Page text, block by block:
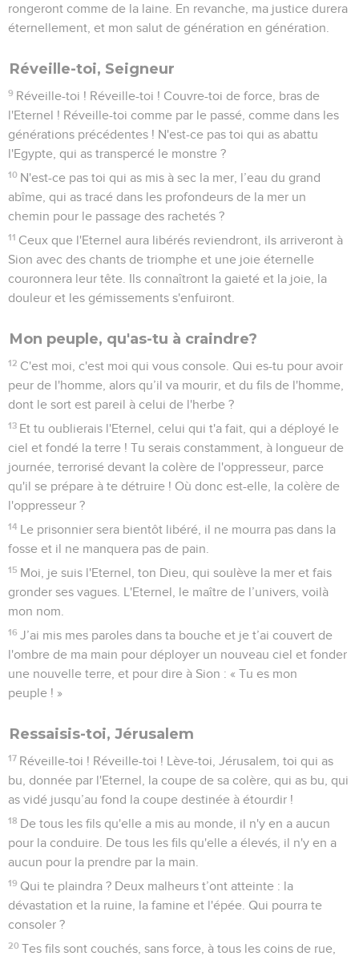
rongeront comme de la laine. En revanche, ma justice durera
éternellement, et mon salut de génération en génération.
Réveille-toi, Seigneur
9 Réveille-toi ! Réveille-toi ! Couvre-toi de force, bras de
l'Eternel ! Réveille-toi comme par le passé, comme dans les
générations précédentes ! N'est-ce pas toi qui as abattu
l'Egypte, qui as transpercé le monstre ?
10 N'est-ce pas toi qui as mis à sec la mer, l’eau du grand
abîme, qui as tracé dans les profondeurs de la mer un
chemin pour le passage des rachetés ?
11 Ceux que l'Eternel aura libérés reviendront, ils arriveront à
Sion avec des chants de triomphe et une joie éternelle
couronnera leur tête. Ils connaîtront la gaieté et la joie, la
douleur et les gémissements s'enfuiront.
Mon peuple, qu'as-tu à craindre?
12 C'est moi, c'est moi qui vous console. Qui es-tu pour avoir
peur de l'homme, alors qu’il va mourir, et du fils de l'homme,
dont le sort est pareil à celui de l'herbe ?
13 Et tu oublierais l'Eternel, celui qui t'a fait, qui a déployé le
ciel et fondé la terre ! Tu serais constamment, à longueur de
journée, terrorisé devant la colère de l'oppresseur, parce
qu'il se prépare à te détruire ! Où donc est-elle, la colère de
l'oppresseur ?
14 Le prisonnier sera bientôt libéré, il ne mourra pas dans la
fosse et il ne manquera pas de pain.
15 Moi, je suis l'Eternel, ton Dieu, qui soulève la mer et fais
gronder ses vagues. L'Eternel, le maître de l’univers, voilà
mon nom.
16 J’ai mis mes paroles dans ta bouche et je t’ai couvert de
l'ombre de ma main pour déployer un nouveau ciel et fonder
une nouvelle terre, et pour dire à Sion : « Tu es mon
peuple ! »
Ressaisis-toi, Jérusalem
17 Réveille-toi ! Réveille-toi ! Lève-toi, Jérusalem, toi qui as
bu, donnée par l'Eternel, la coupe de sa colère, qui as bu, qui
as vidé jusqu’au fond la coupe destinée à étourdir !
18 De tous les fils qu'elle a mis au monde, il n'y en a aucun
pour la conduire. De tous les fils qu'elle a élevés, il n'y en a
aucun pour la prendre par la main.
19 Qui te plaindra ? Deux malheurs t’ont atteinte : la
dévastation et la ruine, la famine et l'épée. Qui pourra te
consoler ?
20 Tes fils sont couchés, sans force, à tous les coins de rue,